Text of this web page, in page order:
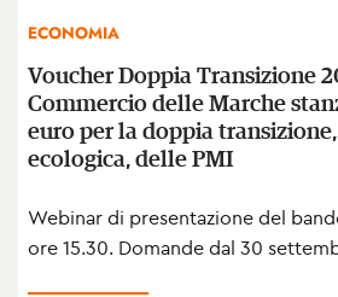
ECONOMIA
Voucher Doppia Transizione
Commercio delle Marche
euro per la doppia
ecologica, delle PMI
Webinar di presentazione del
ore 15.30. Domande dal 30